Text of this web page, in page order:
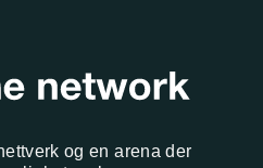
og en arena der